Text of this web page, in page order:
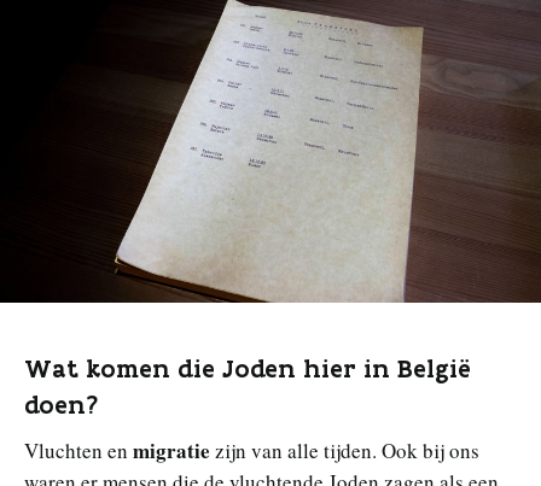
Wat komen die Joden hier in België
doen?
Vluchten en migratie zijn van alle tijden. Ook bij ons